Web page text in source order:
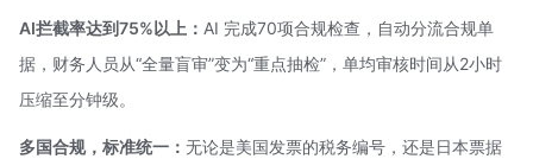
AI拦截率达到75%以上： AI 完成70项合规检查，自动分流合规单
据，财务人员从“全量盲审”变为“重点抽检”，单均审核时间从2小时
压缩至分钟级。
多国合规，标准统一： 无论是美国发票的税务编号，还是日本票据